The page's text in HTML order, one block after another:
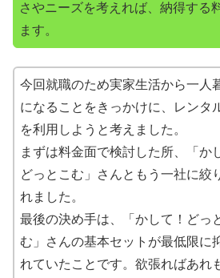
さやニーズを考えれば、納得する
ます。
今回就職のため実家生活から一人
になることをきっかけに、レンタ
を利用しようと考えました。
まずは料金面で検討した所、「か
どっとこむ」さんともう一社に絞
れました。
最後の決め手は、「かして！どっ
む」さんの基本セットが最低限に
れていたことです。欲張ればあれ